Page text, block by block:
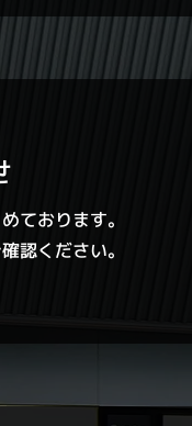
ております。
認ください。